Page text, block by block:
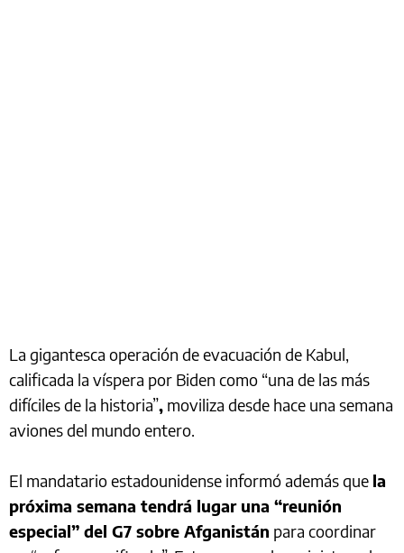
La gigantesca operación de evacuación de Kabul,
calificada la víspera por Biden como “una de las más
difíciles de la historia”, moviliza desde hace una semana
aviones del mundo entero.
El mandatario estadounidense informó además que la
próxima semana tendrá lugar una “reunión
especial” del G7 sobre Afganistán para coordinar